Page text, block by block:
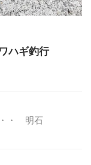
ハギ釣行
・ 明石